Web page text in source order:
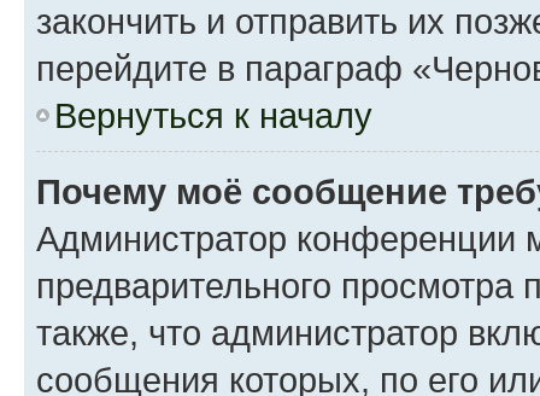
закончить и отправить их
перейдите в параграф
Вернуться к началу
Почему моё сообщение
Администратор конференции
предварительного
также, что администратор
сообщения которых, по его